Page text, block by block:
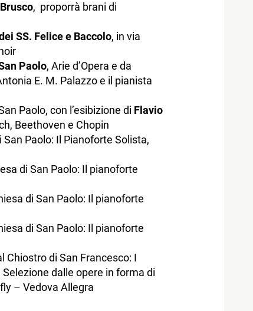
, proporrà brani di
SS. Felice e Baccolo, in via
Paolo, Arie d’Opera e da
E. M. Palazzo e il pianista
Paolo, con l’esibizione di Flavio
Beethoven e Chopin
Paolo: Il Pianoforte Solista,
di San Paolo: Il pianoforte
di San Paolo: Il pianoforte
di San Paolo: Il pianoforte
Chiostro di San Francesco: I
dalle opere in forma di
– Vedova Allegra